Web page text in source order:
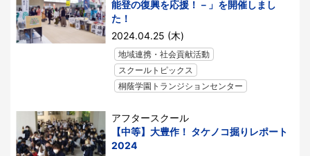
能登の復興を応援！－」を開催しまし
た！
2024.04.25 (木)
地域連携・社会貢献活動
スクールトピックス
桐蔭学園トランジションセンター
アフタースクール
【中等】大豊作！ タケノコ掘りレポート
2024